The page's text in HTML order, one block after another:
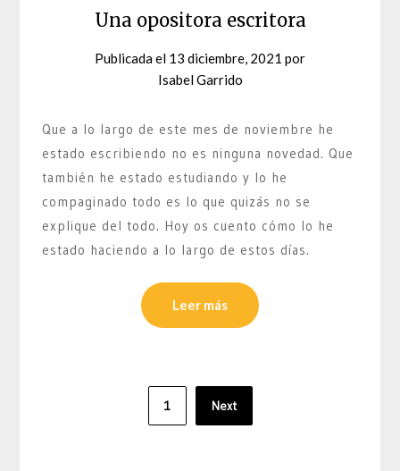
Una opositora escritora
Publicada el 13 diciembre, 2021 por
Isabel Garrido
Que a lo largo de este mes de noviembre he
estado escribiendo no es ninguna novedad. Que
también he estado estudiando y lo he
compaginado todo es lo que quizás no se
explique del todo. Hoy os cuento cómo lo he
estado haciendo a lo largo de estos días.
Leer más
1 Next